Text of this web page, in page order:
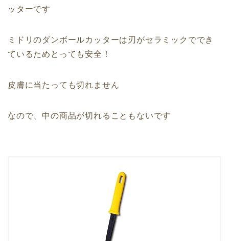
ッターです
ミドリのダンボールカッターは刃がセラミックででき
ているためとっても安全！
皮膚に当たっても切れません
なので、中の商品が切れることもないです